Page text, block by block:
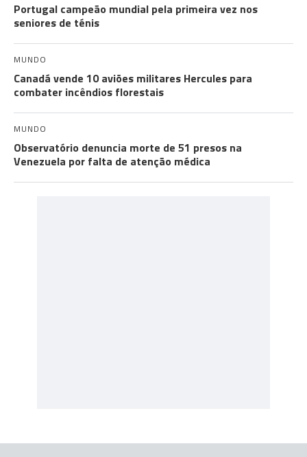
Portugal campeão mundial pela primeira vez nos
seniores de ténis
MUNDO
Canadá vende 10 aviões militares Hercules para
combater incêndios florestais
MUNDO
Observatório denuncia morte de 51 presos na
Venezuela por falta de atenção médica